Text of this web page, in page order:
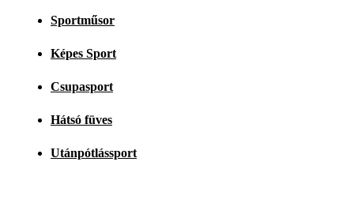
Sportműsor
Képes Sport
Csupasport
Hátsó füves
Utánpótlássport